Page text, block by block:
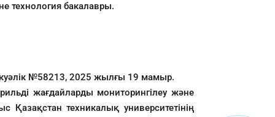
технология бакалавры.
№58213, 2025 жылғы 19 мамыр.
жағдайларды мониторингілеу және
техникалық университетінің